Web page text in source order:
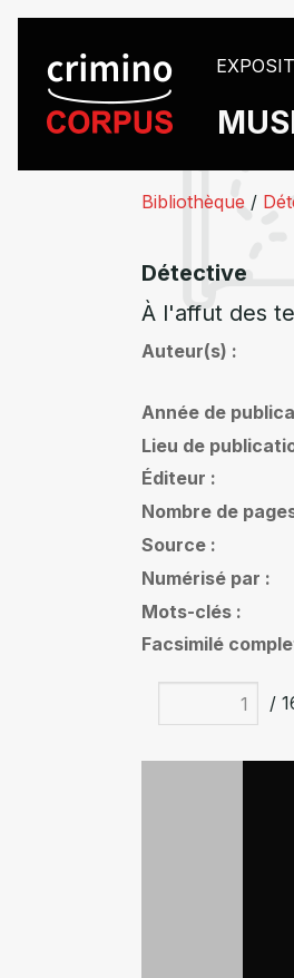
Bibliothèque /
Détective
À l'affut des
Auteur(s)
Année de
Lieu de
Éditeur
Nombre de
Source
Numérisé par
Mots-clés
Facsimilé
/
Panneau de gestion des cookies